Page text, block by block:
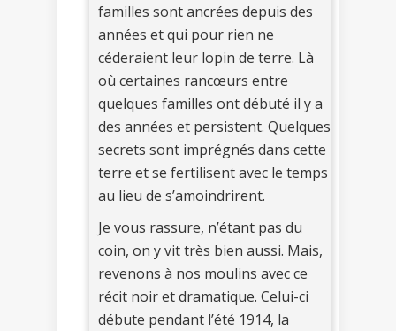
familles sont ancrées depuis des
années et qui pour rien ne
céderaient leur lopin de terre. Là
où certaines rancœurs entre
quelques familles ont débuté il y a
des années et persistent. Quelques
secrets sont imprégnés dans cette
terre et se fertilisent avec le temps
au lieu de s’amoindrirent.
Je vous rassure, n’étant pas du
coin, on y vit très bien aussi. Mais,
revenons à nos moulins avec ce
récit noir et dramatique. Celui-ci
débute pendant l’été 1914, la